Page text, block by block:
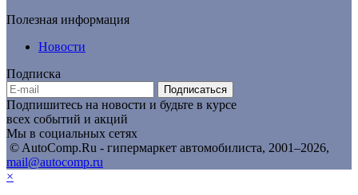
Полезная информация
Новости
Подписка
Подписаться
Подпишитесь на новости и будьте в курсе
всех событий и акций
Мы в социальных сетях
© AutoComp.Ru - гипермаркет автомобилиста, 2001–2026,
mail@autocomp.ru
×